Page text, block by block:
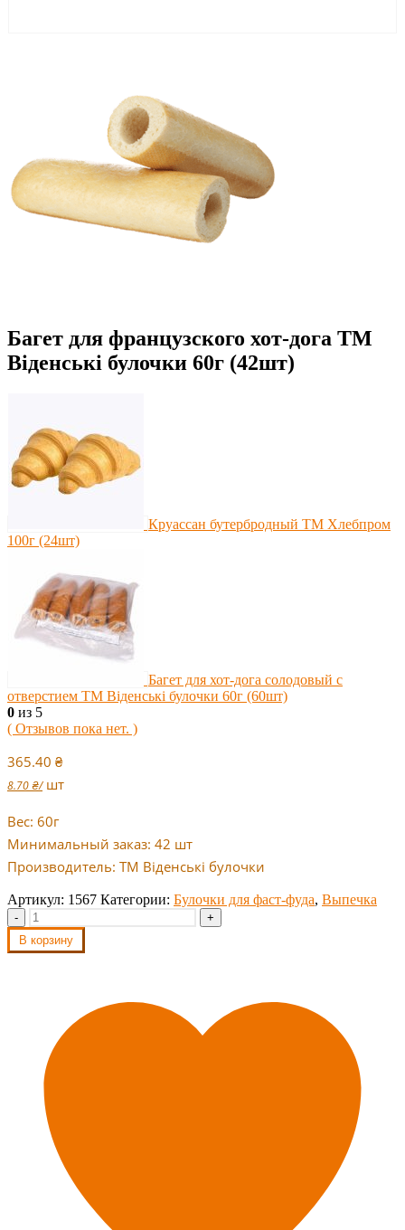
Багет для французского хот-дога ТМ
Віденські булочки 60г (42шт)
Круассан бутербродный ТМ Хлебпром
100г (24шт)
Багет для хот-дога солодовый с
отверстием ТМ Віденські булочки 60г (60шт)
0 из 5
( Отзывов пока нет. )
365.40 ₴
8.70₴/ шт
Вес: 60г
Минимальный заказ: 42 шт
Производитель: ТМ Віденські булочки
Артикул: 1567 Категории: Булочки для фаст-фуда, Выпечка
-
+
В корзину